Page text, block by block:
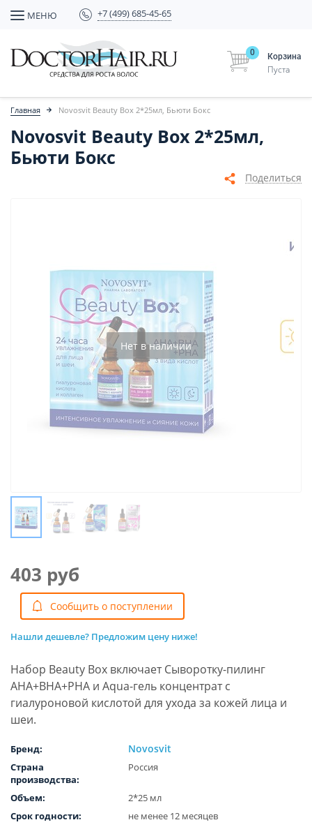
МЕНЮ +7 (499) 685-45-65
Корзина
0
Пуста
Главная Novosvit Beauty Box 2*25мл, Бьюти Бокс
Novosvit Beauty Box 2*25мл,
Бьюти Бокс
Поделиться
Нет в наличии
403 руб
Cообщить о поступлении
Нашли дешевле? Предложим цену ниже!
Набор Beauty Box включает Сыворотку-пилинг
AHA+BHA+PHA и Aqua-гель концентрат с
гиалуроновой кислотой для ухода за кожей лица и
шеи.
Бренд: Novosvit
Страна
производства:
Россия
Объем:
2*25 мл
Срок годности:
не менее 12 месяцев